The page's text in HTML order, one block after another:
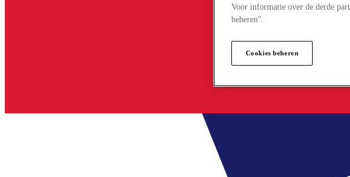
Voor informatie over de derde
beheren".
Cookies beheren